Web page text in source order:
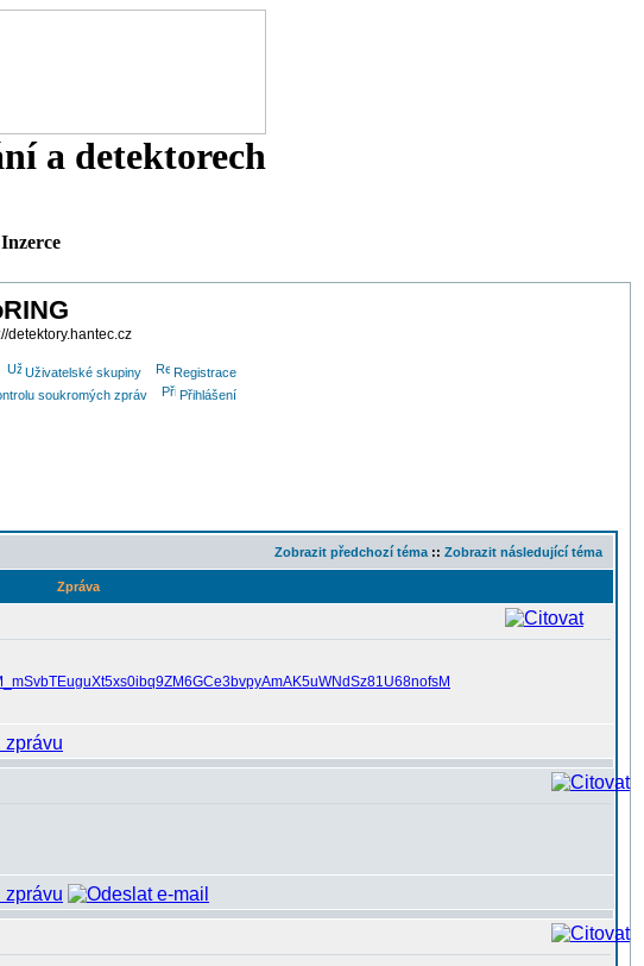
a detektorech
detektory.hantec.cz
Uživatelské skupiny
Registrace
soukromých zpráv Přihlášení
Zobrazit předchozí téma :: Zobrazit následující téma
Zpráva